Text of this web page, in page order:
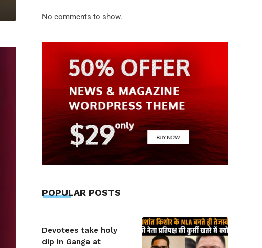
No comments to show.
POPULAR POSTS
Devotees take holy
dip in Ganga at